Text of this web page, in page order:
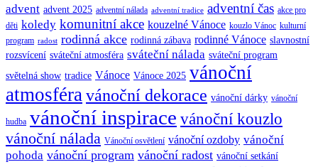
advent advent 2025 adventní nálada adventní tradice adventní čas akce pro
děti koledy komunitní akce kouzelné Vánoce kouzlo Vánoc kulturní
program radost rodinná akce rodinná zábava rodinné Vánoce slavnostní
rozsvícení sváteční atmosféra sváteční nálada sváteční program
světelná show tradice Vánoce Vánoce 2025 vánoční
atmosféravánoční dekorace vánoční dárky vánoční
hudba vánoční inspirace vánoční kouzlo
vánoční nálada Vánoční osvětlení vánoční ozdoby vánoční
pohoda vánoční program vánoční radost vánoční setkání